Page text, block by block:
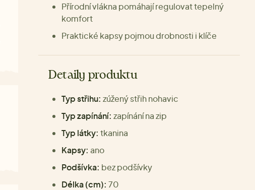
Přírodní vlákna pomáhají regulovat tepelný
komfort
Praktické kapsy pojmou drobnosti i klíče
Detaily produktu
Typ střihu: zúžený střih nohavic
Typ zapínání: zapínání na zip
Typ látky: tkanina
Kapsy: ano
Podšívka: bez podšívky
Délka (cm): 70